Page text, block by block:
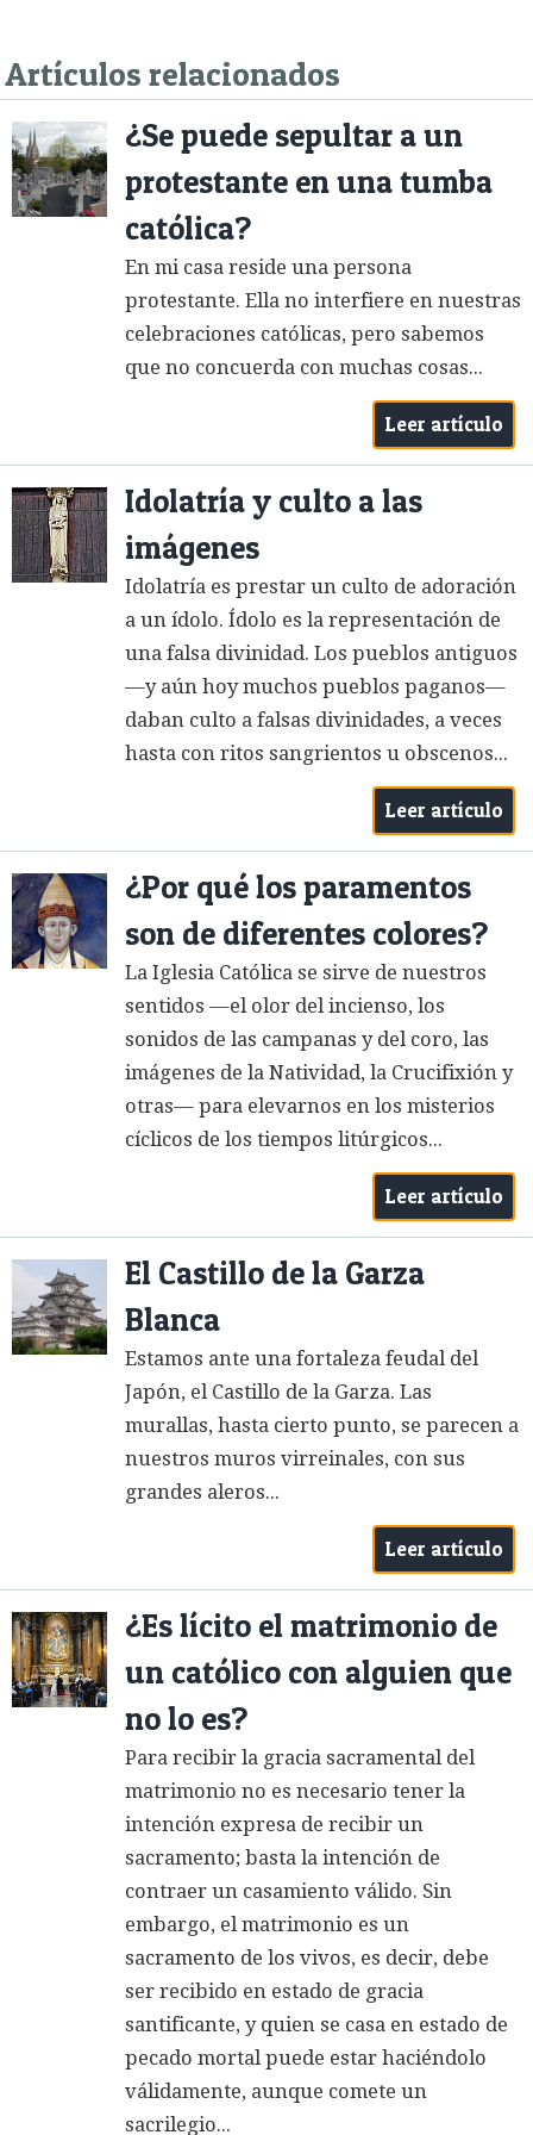
Artículos relacionados
¿Se puede sepultar a un
protestante en una tumba
católica?
En mi casa reside una persona
protestante. Ella no interfiere en nuestras
celebraciones católicas, pero sabemos
que no concuerda con muchas cosas...
Leer artículo
Idolatría y culto a las
imágenes
Idolatría es prestar un culto de adoración
a un ídolo. Ídolo es la representación de
una falsa divinidad. Los pueblos antiguos
—y aún hoy muchos pueblos paganos—
daban culto a falsas divinidades, a veces
hasta con ritos sangrientos u obscenos...
Leer artículo
¿Por qué los paramentos
son de diferentes colores?
La Iglesia Católica se sirve de nuestros
sentidos —el olor del incienso, los
sonidos de las campanas y del coro, las
imágenes de la Natividad, la Crucifixión y
otras— para elevarnos en los misterios
cíclicos de los tiempos litúrgicos...
Leer artículo
El Castillo de la Garza
Blanca
Estamos ante una fortaleza feudal del
Japón, el Castillo de la Garza. Las
murallas, hasta cierto punto, se parecen a
nuestros muros virreinales, con sus
grandes aleros...
Leer artículo
¿Es lícito el matrimonio de
un católico con alguien que
no lo es?
Para recibir la gracia sacramental del
matrimonio no es necesario tener la
intención expresa de recibir un
sacramento; basta la intención de
contraer un casamiento válido. Sin
embargo, el matrimonio es un
sacramento de los vivos, es decir, debe
ser recibido en estado de gracia
santificante, y quien se casa en estado de
pecado mortal puede estar haciéndolo
válidamente, aunque comete un
sacrilegio...